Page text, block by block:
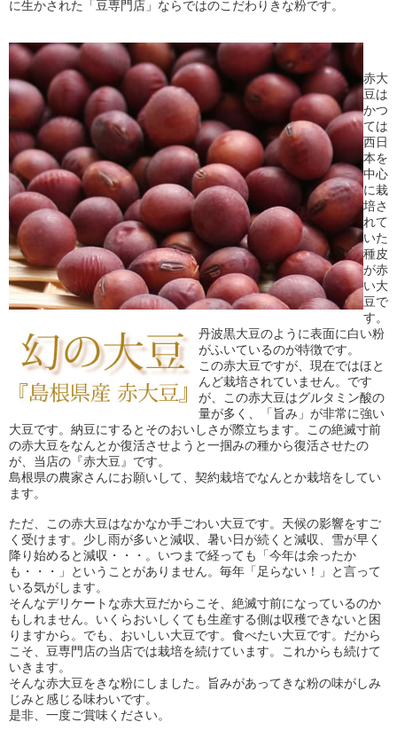
に生かされた「豆専門店」ならではのこだわりきな粉です。
赤大
豆は
かつ
ては
西日
本を
中心
に栽
培さ
れて
いた
種皮
が赤
い大
豆で
す。
丹波黒大豆のように表面に白い粉
がふいているのが特徴です。
この赤大豆ですが、現在ではほと
んど栽培されていません。です
が、この赤大豆はグルタミン酸の
量が多く、「旨み」が非常に強い
大豆です。納豆にするとそのおいしさが際立ちます。この絶滅寸前
の赤大豆をなんとか復活させようと一掴みの種から復活させたの
が、当店の『赤大豆』です。
島根県の農家さんにお願いして、契約栽培でなんとか栽培をしてい
ます。
ただ、この赤大豆はなかなか手ごわい大豆です。天候の影響をすご
く受けます。少し雨が多いと減収、暑い日が続くと減収、雪が早く
降り始めると減収・・・。いつまで経っても「今年は余ったか
も・・・」ということがありません。毎年「足らない！」と言って
いる気がします。
そんなデリケートな赤大豆だからこそ、絶滅寸前になっているのか
もしれません。いくらおいしくても生産する側は収穫できないと困
りますから。でも、おいしい大豆です。食べたい大豆です。だから
こそ、豆専門店の当店では栽培を続けています。これからも続けて
いきます。
そんな赤大豆をきな粉にしました。旨みがあってきな粉の味がしみ
じみと感じる味わいです。
是非、一度ご賞味ください。